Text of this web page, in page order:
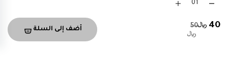
40
50 أضف إلى السلة